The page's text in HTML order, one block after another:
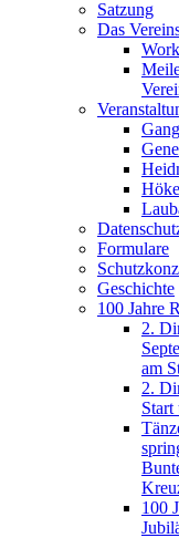
Satzung
Das
Formulare
Geschichte
100 Jahre
2.
am
2.
Start
100